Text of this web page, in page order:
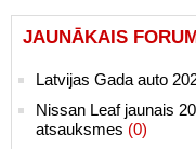
JAUNĀKAIS
Latvijas Gada auto
Nissan Leaf jaunais
atsauksmes (0)